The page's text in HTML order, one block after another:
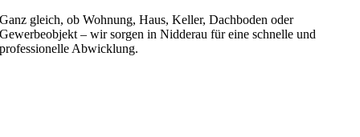
Ganz gleich, ob Wohnung, Haus, Keller, Dachboden oder
Gewerbeobjekt – wir sorgen in Nidderau für eine schnelle und
professionelle Abwicklung.